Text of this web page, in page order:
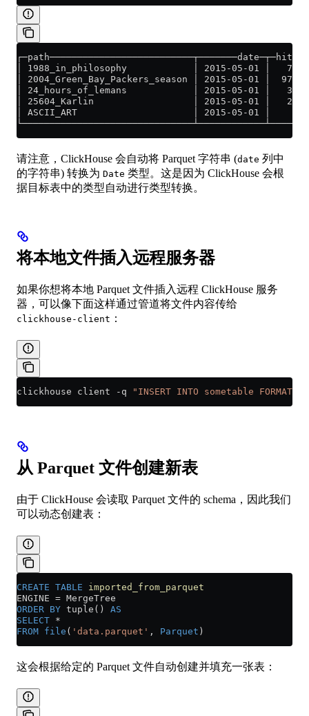
┌─path──────────────────────────┬───────date─┬─hits─┐
│ 1988_in_philosophy            │ 2015-05-01 │   70 │
│ 2004_Green_Bay_Packers_season │ 2015-05-01 │  970 │
│ 24_hours_of_lemans            │ 2015-05-01 │   37 │
│ 25604_Karlin                  │ 2015-05-01 │   20 │
│ ASCII_ART                     │ 2015-05-01 │    9 │
└───────────────────────────────┴────────────┴──────┘
请注意，ClickHouse 会自动将 Parquet 字符串 (date 列中
的字符串) 转换为 Date 类型。这是因为 ClickHouse 会根
据目标表中的类型自动进行类型转换。
将本地文件插入远程服务器
如果你想将本地 Parquet 文件插入远程 ClickHouse 服务
器，可以像下面这样通过管道将文件内容传给
clickhouse-client ：
clickhouse client - q "INSERT INTO sometable FORMAT
从 Parquet 文件创建新表
由于 ClickHouse 会读取 Parquet 文件的 schema，因此我们
可以动态创建表：
CREATE TABLE imported_from_parquet
ENGINE = MergeTree
ORDER BY tuple() AS
SELECT *
FROM file ( 'data.parquet' , Parquet )
这会根据给定的 Parquet 文件自动创建并填充一张表：